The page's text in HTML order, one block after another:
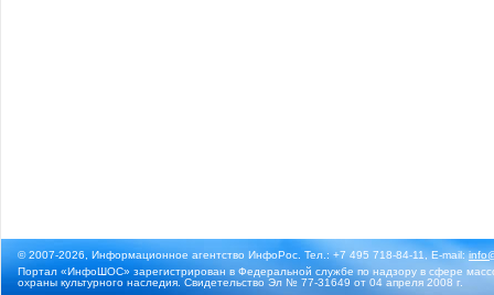
© 2007-2026, Информационное агентство ИнфоРос. Тел.: +7 495 718-84-11, E-mail:
Портал «ИнфоШОС» зарегистрирован в Федеральной службе по надзору в сфере
охраны культурного наследия. Свидетельство Эл № 77-31649 от 04 апреля 2008 г.